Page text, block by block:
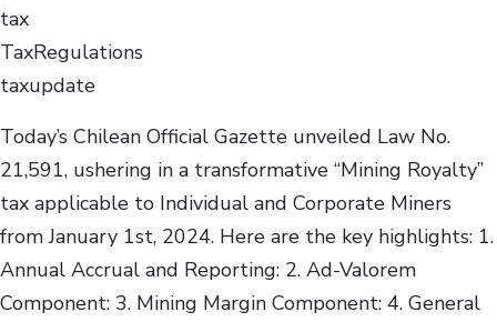
tax
TaxRegulations
taxupdate
Today’s Chilean Official Gazette unveiled Law No.
21,591, ushering in a transformative “Mining Royalty”
tax applicable to Individual and Corporate Miners
from January 1st, 2024. Here are the key highlights: 1.
Annual Accrual and Reporting: 2. Ad-Valorem
Component: 3. Mining Margin Component: 4. General